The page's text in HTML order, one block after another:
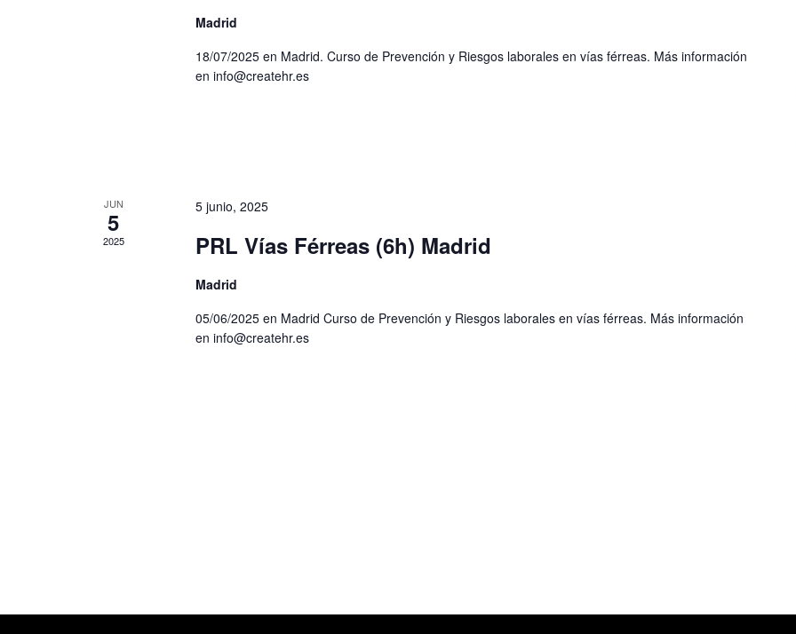
Madrid
18/07/2025 en Madrid. Curso de Prevención y Riesgos laborales en vías férreas. Más información
en info@createhr.es
JUN
5
2025
5 junio, 2025
PRL Vías Férreas (6h) Madrid
Madrid
05/06/2025 en Madrid Curso de Prevención y Riesgos laborales en vías férreas. Más información
en info@createhr.es